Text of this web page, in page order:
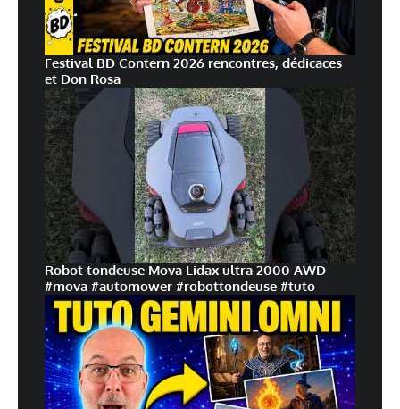
Festival BD Contern 2026 rencontres, dédicaces
et Don Rosa
Robot tondeuse Mova Lidax ultra 2000 AWD
#mova #automower #robottondeuse #tuto